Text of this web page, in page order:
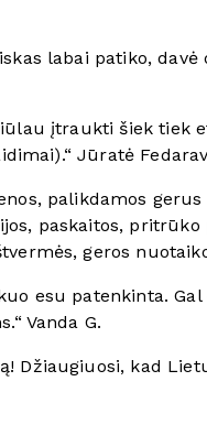
labai patiko,
įtraukti šiek tiek
Jūratė
palikdamos
paskaitos,
geros
esu patenkinta.
Vanda G.
kad